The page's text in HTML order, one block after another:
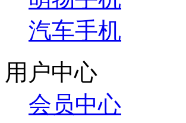
汽车手机
用户中心
会员中心